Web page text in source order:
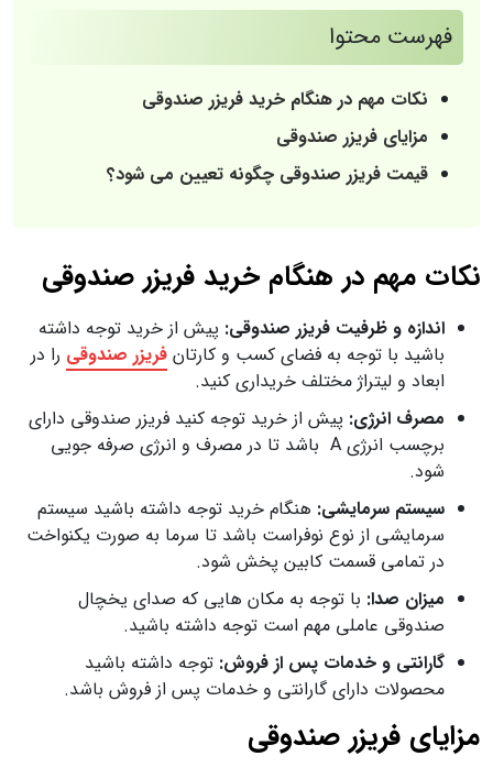
فهرست محتوا
نکات مهم در هنگام خرید فریزر صندوقی
مزایای فریزر صندوقی
قیمت فریزر صندوقی چگونه تعیین می شود؟
نکات مهم در هنگام خرید فریزر صندوقی
اندازه و ظرفیت فریزر صندوقی: پیش از خرید توجه داشته
باشید با توجه به فضای کسب و کارتان فریزر صندوقی را در
ابعاد و لیتراژ مختلف خریداری کنید.
مصرف انرژی: پیش از خرید توجه کنید فریزر صندوقی دارای
برچسب انرژی A باشد تا در مصرف و انرژی صرفه جویی
شود.
سیستم سرمایشی: هنگام خرید توجه داشته باشید سیستم
سرمایشی از نوع نوفراست باشد تا سرما به صورت یکنواخت
در تمامی قسمت کابین پخش شود.
میزان صدا: با توجه به مکان هایی که صدای یخچال
صندوقی عاملی مهم است توجه داشته باشید.
گارانتی و خدمات پس از فروش: توجه داشته باشید
محصولات دارای گارانتی و خدمات پس از فروش باشد.
مزایای فریزر صندوقی